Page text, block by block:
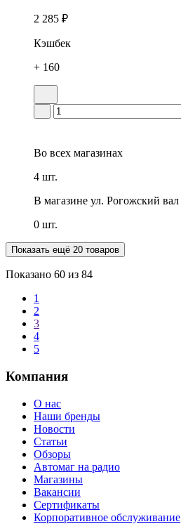
2 285 ₽
Кэшбек
+ 160
Во всех магазинах
4 шт.
В магазине ул. Рогожский вал
0 шт.
Показать ещё 20 товаров
Показано 60 из 84
1
2
3
4
5
Компания
О нас
Наши бренды
Новости
Статьи
Обзоры
Автомаг на радио
Магазины
Вакансии
Сертификаты
Корпоративное обслуживание